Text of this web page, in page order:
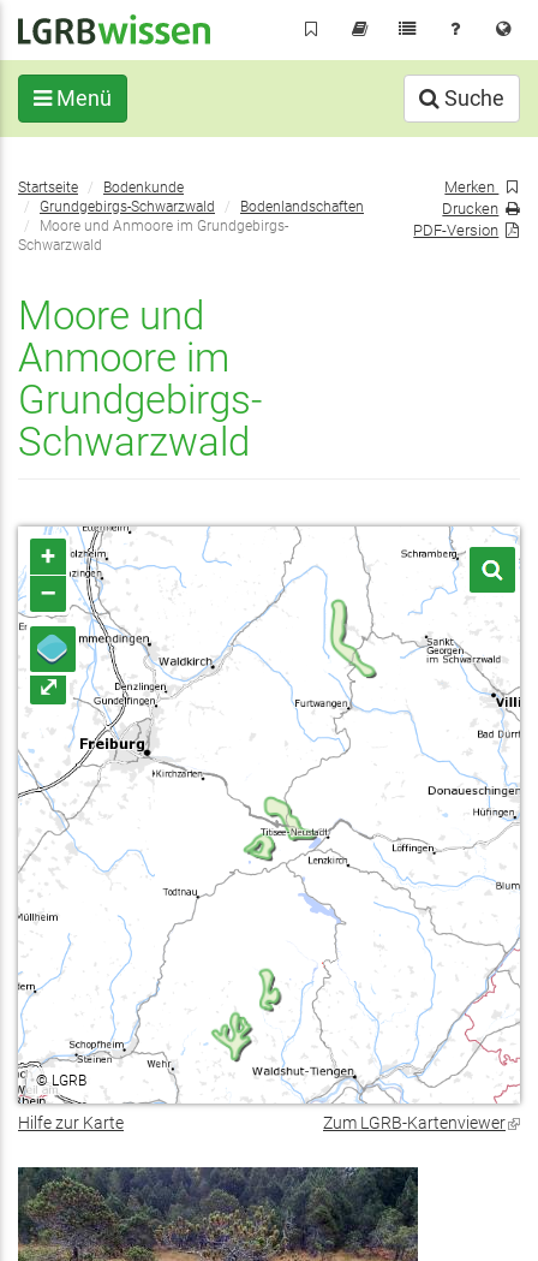
Inhalt
Menü Suche
Sie
befinden
sich
hier:
Startseite
Bodenkunde
Grundgebirgs-Schwarzwald
Bodenlandschaften
Moore und Anmoore im Grundgebirgs-
Schwarzwald
Moore und
Anmoore im
Grundgebirgs-
Schwarzwald
Merken
Drucken
PDF-Version
+
–
⤢
©LGRB
Hilfe zur Karte Zum LGRB-Kartenviewer